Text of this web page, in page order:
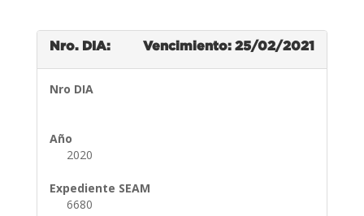
Nro. DIA: Vencimiento: 25/02/2021
Nro DIA
Año
2020
Expediente SEAM
6680